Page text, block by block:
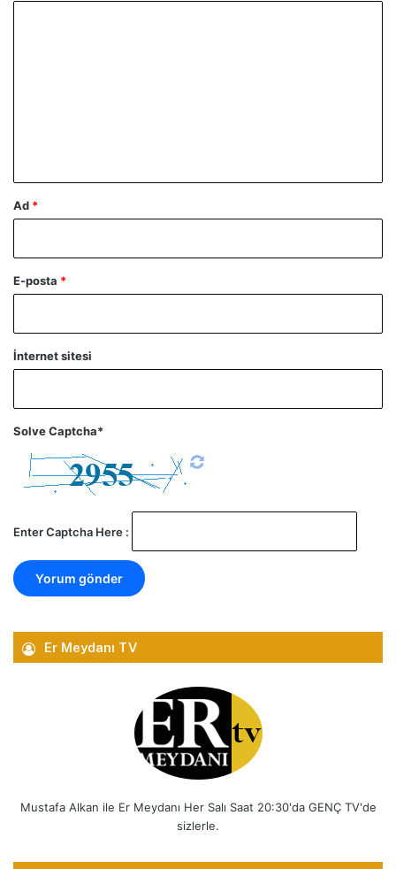
Ad *
E-posta *
İnternet sitesi
Solve Captcha*
Enter Captcha Here :
Er Meydanı TV
Mustafa Alkan ile Er Meydanı Her Salı Saat 20:30'da GENÇ TV'de
sizlerle.